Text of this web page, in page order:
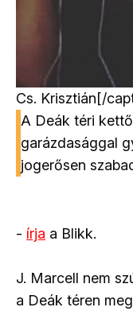
Cs. Krisztián[/
A Deák téri
garázdasággal
jogerősen
- írja a Blikk.
J. Marcell nem
a Deák téren